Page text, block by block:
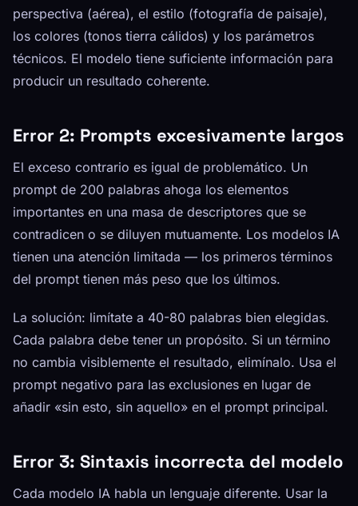
perspectiva (aérea), el estilo (fotografía de paisaje),
los colores (tonos tierra cálidos) y los parámetros
técnicos. El modelo tiene suficiente información para
producir un resultado coherente.
Error 2: Prompts excesivamente largos
El exceso contrario es igual de problemático. Un
prompt de 200 palabras ahoga los elementos
importantes en una masa de descriptores que se
contradicen o se diluyen mutuamente. Los modelos IA
tienen una atención limitada — los primeros términos
del prompt tienen más peso que los últimos.
La solución: limítate a 40-80 palabras bien elegidas.
Cada palabra debe tener un propósito. Si un término
no cambia visiblemente el resultado, elimínalo. Usa el
prompt negativo para las exclusiones en lugar de
añadir «sin esto, sin aquello» en el prompt principal.
Error 3: Sintaxis incorrecta del modelo
Cada modelo IA habla un lenguaje diferente. Usar la